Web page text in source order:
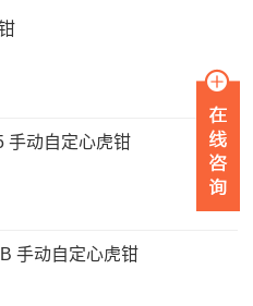
手动自定心虎钳
手动自定心虎钳